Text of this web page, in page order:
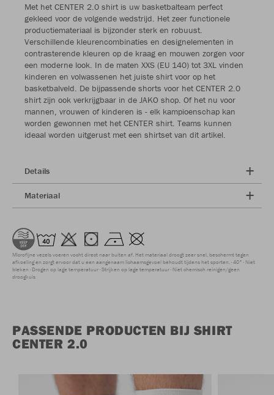
Met het CENTER 2.0 shirt is uw basketbalteam perfect
gekleed voor de volgende wedstrijd. Het zeer functionele
productiemateriaal is bijzonder sterk en robuust.
Verschillende kleurencombinaties en designelementen in
contrasterende kleuren op de kraag en mouwen zorgen voor
een moderne look. In de maten XXS (EU 140) tot 3XL vinden
kinderen en volwassenen het juiste shirt voor op het
basketbalveld. De bijpassende shorts voor het CENTER 2.0
shirt zijn ook verkrijgbaar in de JAKO shop. Of het nu voor
mannen, vrouwen of kinderen is - elk kampioenschap kan
worden gewonnen met het CENTER shirt. Teams kunnen
ideaal worden uitgerust met een shirtset van dit artikel.
Details
Materiaal
Microfijne vezels voeren vocht direct naar buiten af. Het materiaal droogt zeer snel, beschermt tegen
afkoeling en zorgt ervoor dat u een aangenaam lichaamsgevoel behoudt tijdens het sporten. 40° Niet
bleken Drogen op lage temperatuur Strijken op lage temperatuur Niet chemisch reinigen/geen
droogkuis
PASSENDE PRODUCTEN BIJ SHIRT
CENTER 2.0